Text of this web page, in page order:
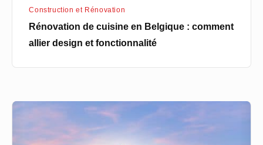
Construction et Rénovation
Rénovation de cuisine en Belgique : comment
allier design et fonctionnalité
Les
personnalisés